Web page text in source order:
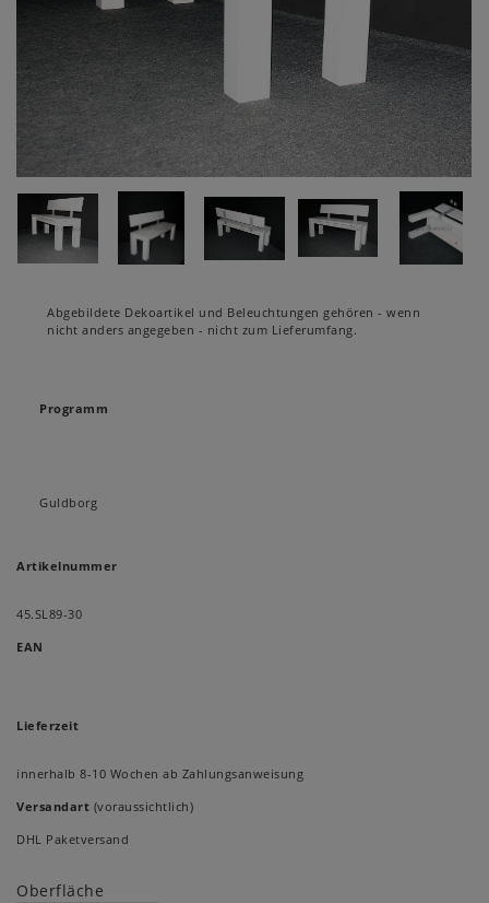
Abgebildete Dekoartikel und Beleuchtungen gehören - wenn
nicht anders angegeben - nicht zum Lieferumfang.
Programm
Guldborg
Artikelnummer
45.SL89-30
EAN
Lieferzeit
innerhalb 8-10 Wochen ab Zahlungsanweisung
Versandart (voraussichtlich)
DHL Paketversand
Oberfläche